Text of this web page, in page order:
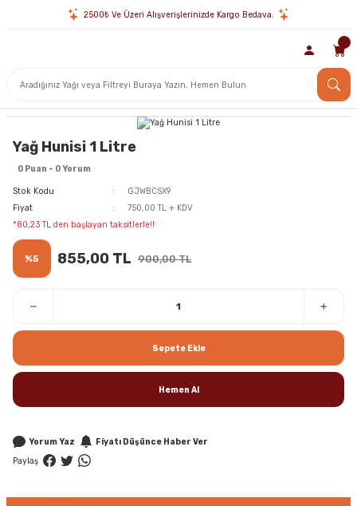
2500₺ Ve Üzeri Alışverişlerinizde Kargo Bedava.
Yağ Hunisi 1 Litre
0 Puan - 0 Yorum
Stok Kodu
GJWBCSX9
Fiyat
750,00 TL + KDV
*80,23 TL den başlayan taksitlerle!!
%5 855,00 TL 900,00 TL
Sepete Ekle
Hemen Al
Yorum Yaz
Fiyatı Düşünce Haber Ver
Paylaş